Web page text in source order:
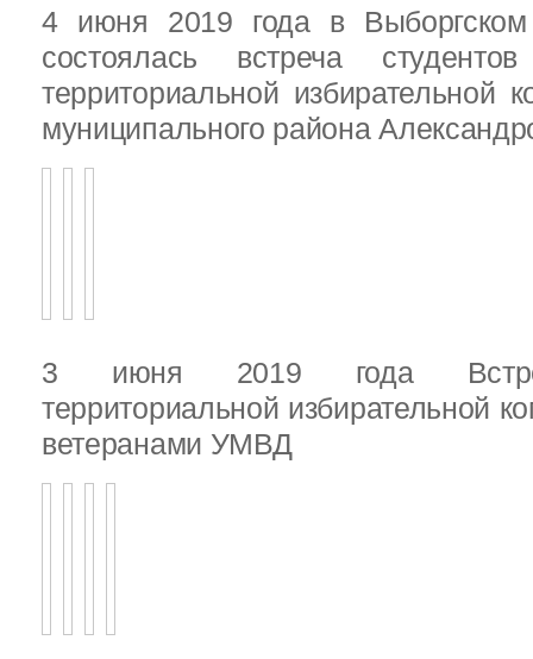
4 июня 2019 года в
состоялась встреча
территориальной избирательной
муниципального района
3 июня 2019 года
территориальной избирательной
ветеранами УМВД